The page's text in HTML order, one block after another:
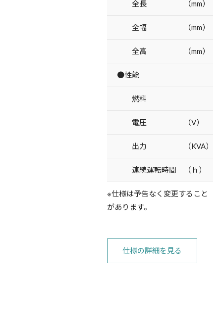
全長 （mm）
全幅 （mm）
全高 （mm）
●性能
燃料
電圧 （V）
出力 （KVA）
連続運転時間 （ｈ）
※仕様は予告なく変更すること
があります。
仕様の詳細を見る